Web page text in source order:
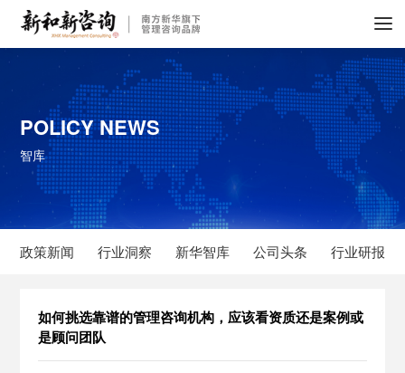
POLICY NEWS
智库
政策新闻 行业洞察 新华智库 公司头条 行业研报
如何挑选靠谱的管理咨询机构，应该看资质还是案例或
是顾问团队